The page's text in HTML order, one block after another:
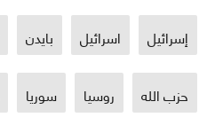
إسرائيل اسرائيل بايدن
حزب الله روسيا سوريا